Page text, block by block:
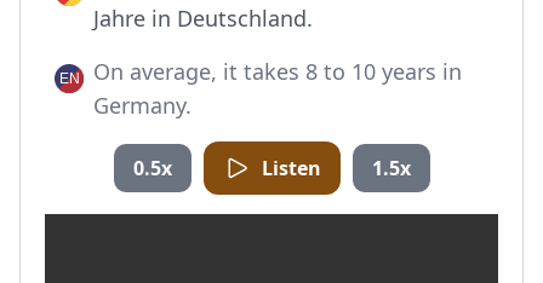
Jahre in Deutschland.
On average, it takes 8 to 10 years in
Germany.
0.5x Listen 1.5x